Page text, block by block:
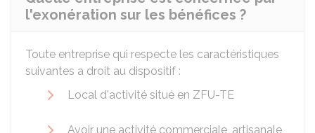
l'exonération sur les bénéfices ?
Toute entreprise qui respecte les caractéristiques
suivantes a droit au dispositif :
Local d'activité situé en ZFU-TE
Avoir une activité commerciale, artisanale,